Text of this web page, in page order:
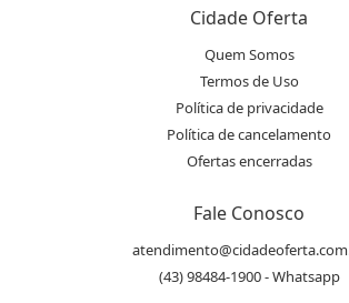
(43) 3326.0484
Cidade Oferta
Quem Somos
Termos de Uso
Política de privacidade
Política de cancelamento
Ofertas encerradas
Fale Conosco
(43) 98484-1900 - Whatsapp